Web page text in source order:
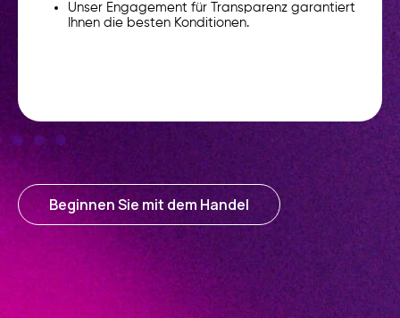
Unser Engagement für Transparenz garantiert
Ihnen die besten Konditionen.
Beginnen Sie mit dem Handel